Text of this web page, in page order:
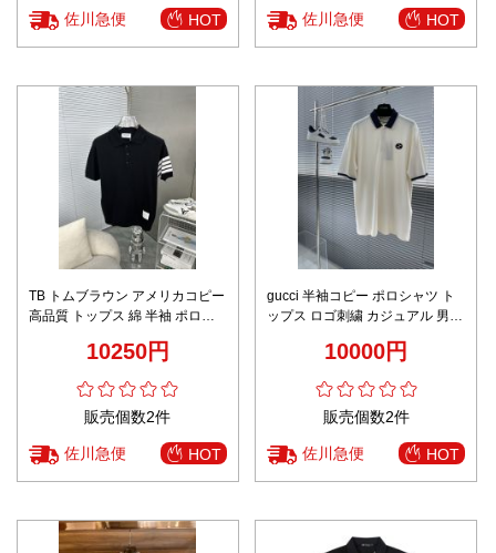
佐川急便 HOT 佐川急便 HOT
TB トムブラウン アメリカコピー
高品質 トップス 綿 半袖 ポロシ
10250円
販売個数2件
佐川急便 HOT
gucci 半袖コピー ポロシャツ ト
ップス ロゴ刺繍 カジュアル 男女
10000円
販売個数2件
佐川急便 HOT